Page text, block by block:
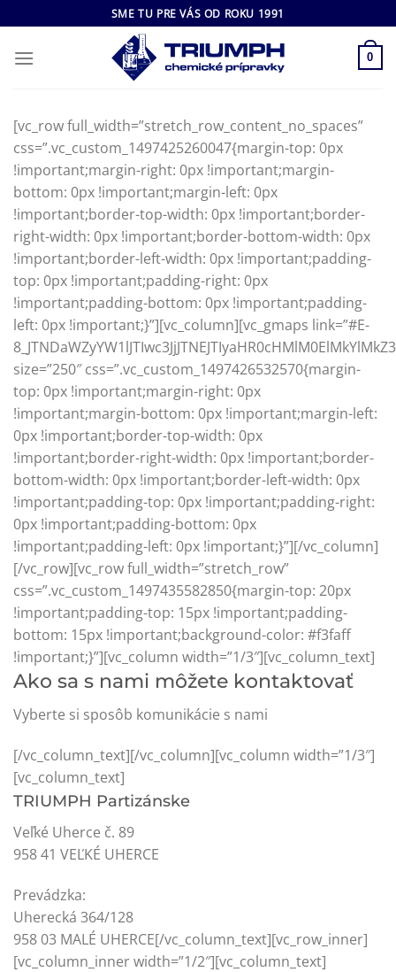
to
content
SME TU PRE VÁS OD ROKU 1991
0
[vc_row full_width=”stretch_row_content_no_spaces”
css=”.vc_custom_1497425260047{margin-top: 0px
!important;margin-right: 0px !important;margin-
bottom: 0px !important;margin-left: 0px
!important;border-top-width: 0px !important;border-
right-width: 0px !important;border-bottom-width: 0px
!important;border-left-width: 0px !important;padding-
top: 0px !important;padding-right: 0px
!important;padding-bottom: 0px !important;padding-
left: 0px !important;}”][vc_column][vc_gmaps link=”#E-
size=”250″ css=”.vc_custom_1497426532570{margin-
top: 0px !important;margin-right: 0px
!important;margin-bottom: 0px !important;margin-left:
0px !important;border-top-width: 0px
!important;border-right-width: 0px !important;border-
bottom-width: 0px !important;border-left-width: 0px
!important;padding-top: 0px !important;padding-right:
0px !important;padding-bottom: 0px
!important;padding-left: 0px !important;}”][/vc_column]
[/vc_row][vc_row full_width=”stretch_row”
css=”.vc_custom_1497435582850{margin-top: 20px
!important;padding-top: 15px !important;padding-
bottom: 15px !important;background-color: #f3faff
!important;}”][vc_column width=”1/3″][vc_column_text]
Ako sa s nami môžete kontaktovať
Vyberte si sposôb komunikácie s nami
[/vc_column_text][/vc_column][vc_column width=”1/3″]
[vc_column_text]
TRIUMPH Partizánske
Veľké Uherce č. 89
958 41 VEĽKÉ UHERCE
Prevádzka:
Uherecká 364/128
958 03 MALÉ UHERCE[/vc_column_text][vc_row_inner]
[vc_column_inner width=”1/2″][vc_column_text]